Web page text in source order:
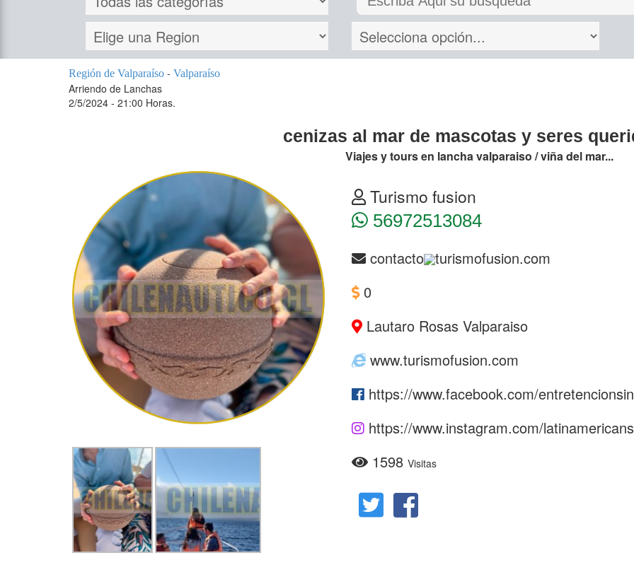
Región de Valparaíso - Valparaíso
Arriendo de Lanchas
2/5/2024 - 21:00 Horas.
cenizas al mar de mascotas y seres
Viajes y tours en lancha valparaiso / viña del mar...
Turismo fusion
56972513084
contacto turismofusion.com
0
Lautaro Rosas Valparaiso
www.turismofusion.com
https://www.facebook.com/
https://www.instagram.com/
1598 Visitas